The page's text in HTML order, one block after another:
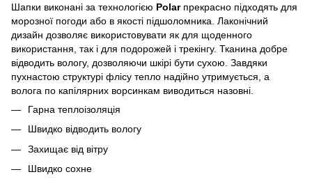
Шапки виконані за технологією Polar прекрасно підходять для
морозної погоди або в якості підшоломника. Лаконічний
дизайн дозволяє використовувати як для щоденного
використання, так і для подорожей і трекінгу. Тканина добре
відводить вологу, дозволяючи шкірі бути сухою. Завдяки
пухнастою структурі флісу тепло надійно утримується, а
волога по капілярних ворсинкам виводиться назовні.
Гарна теплоізоляція
Швидко відводить вологу
Захищає від вітру
Швидко сохне